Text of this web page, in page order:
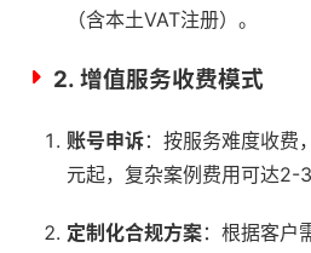
（含本土VAT注册）。
2. 增值服务收费模式
账号申诉：按服务难度收费
元起，复杂案例费用可达2-3
定制化合规方案：根据客户